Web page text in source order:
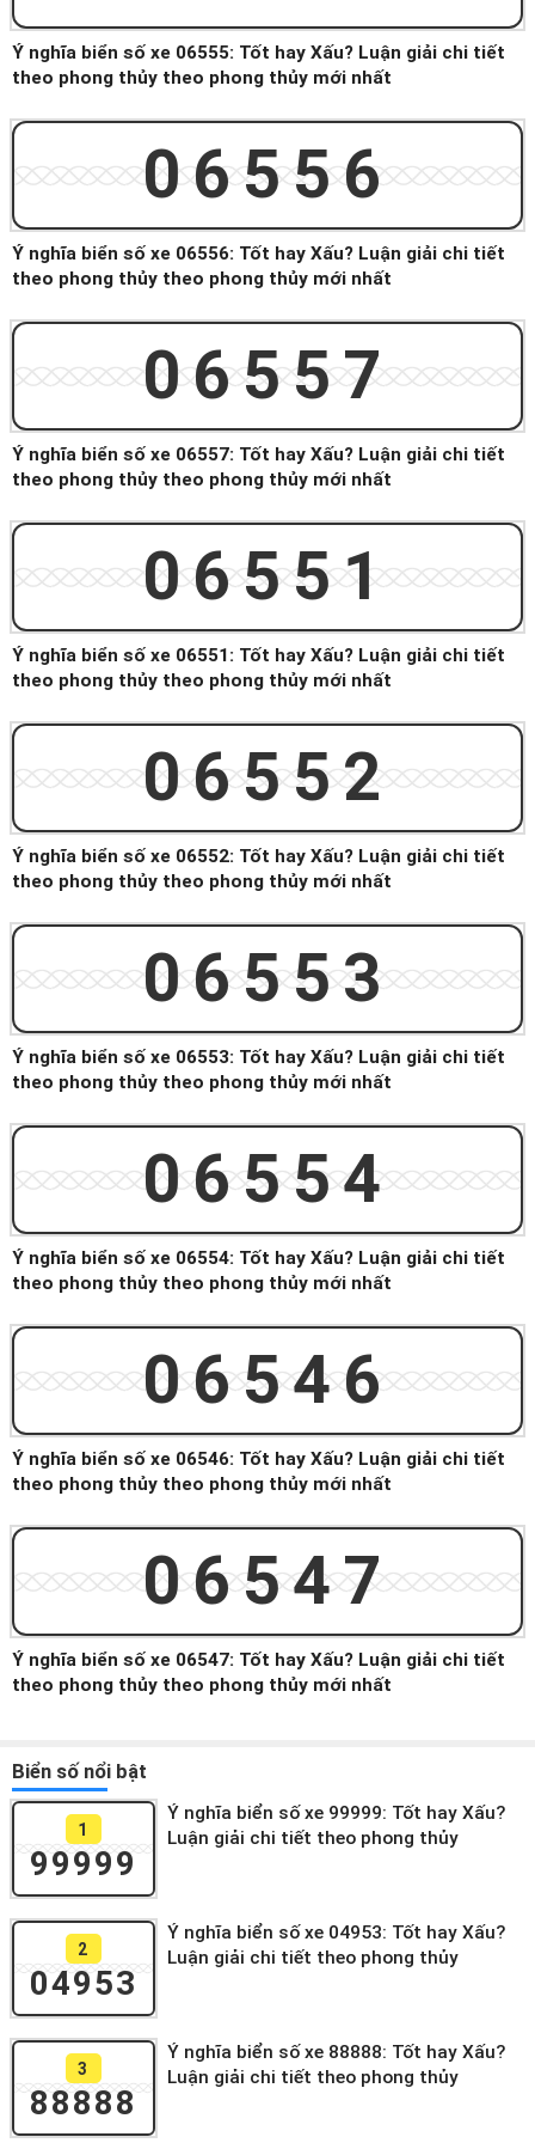
Ý nghĩa biển số xe 06555: Tốt hay Xấu? Luận giải chi tiết
theo phong thủy theo phong thủy mới nhất
06556
Ý nghĩa biển số xe 06556: Tốt hay Xấu? Luận giải chi tiết
theo phong thủy theo phong thủy mới nhất
06557
Ý nghĩa biển số xe 06557: Tốt hay Xấu? Luận giải chi tiết
theo phong thủy theo phong thủy mới nhất
06551
Ý nghĩa biển số xe 06551: Tốt hay Xấu? Luận giải chi tiết
theo phong thủy theo phong thủy mới nhất
06552
Ý nghĩa biển số xe 06552: Tốt hay Xấu? Luận giải chi tiết
theo phong thủy theo phong thủy mới nhất
06553
Ý nghĩa biển số xe 06553: Tốt hay Xấu? Luận giải chi tiết
theo phong thủy theo phong thủy mới nhất
06554
Ý nghĩa biển số xe 06554: Tốt hay Xấu? Luận giải chi tiết
theo phong thủy theo phong thủy mới nhất
06546
Ý nghĩa biển số xe 06546: Tốt hay Xấu? Luận giải chi tiết
theo phong thủy theo phong thủy mới nhất
06547
Ý nghĩa biển số xe 06547: Tốt hay Xấu? Luận giải chi tiết
theo phong thủy theo phong thủy mới nhất
Biển số nổi bật
1
99999
Ý nghĩa biển số xe 99999: Tốt hay Xấu?
Luận giải chi tiết theo phong thủy
2
04953
Ý nghĩa biển số xe 04953: Tốt hay Xấu?
Luận giải chi tiết theo phong thủy
3
88888
Ý nghĩa biển số xe 88888: Tốt hay Xấu?
Luận giải chi tiết theo phong thủy